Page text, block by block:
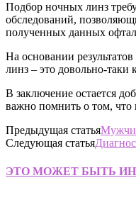
Подбор ночных линз
обследований,
полученных данных
На основании
линз – это довольно-таки
В заключение остается
важно помнить о том, что
Предыдущая статья
Следующая статья
ЭТО МОЖЕТ БЫТЬ